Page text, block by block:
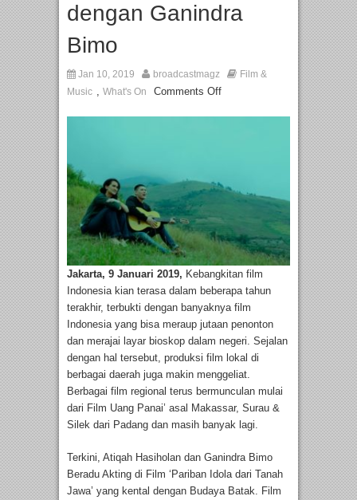
dengan Ganindra
Bimo
Jan 10, 2019 broadcastmagz
Film &
Music , What's On Comments Off
Jakarta, 9 Januari 2019, Kebangkitan film
Indonesia kian terasa dalam beberapa tahun
terakhir, terbukti dengan banyaknya film
Indonesia yang bisa meraup jutaan penonton
dan merajai layar bioskop dalam negeri. Sejalan
dengan hal tersebut, produksi film lokal di
berbagai daerah juga makin menggeliat.
Berbagai film regional terus bermunculan mulai
dari Film Uang Panai’ asal Makassar, Surau &
Silek dari Padang dan masih banyak lagi.
Terkini, Atiqah Hasiholan dan Ganindra Bimo
Beradu Akting di Film ‘Pariban Idola dari Tanah
Jawa’ yang kental dengan Budaya Batak. Film